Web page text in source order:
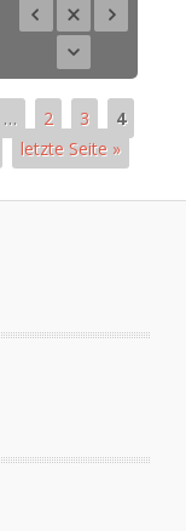
… 2 3
4
letzte Seite »